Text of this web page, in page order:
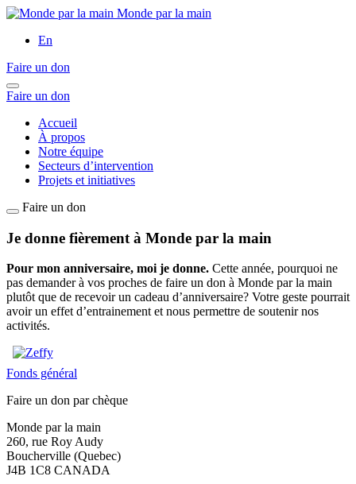
Monde par la main
En
Faire un don
Faire un don
Accueil
À propos
Notre équipe
Secteurs d’intervention
Projets et initiatives
Faire un don
Je donne fièrement à Monde par la main
Pour mon anniversaire, moi je donne. Cette année, pourquoi ne
pas demander à vos proches de faire un don à Monde par la main
plutôt que de recevoir un cadeau d’anniversaire? Votre geste pourrait
avoir un effet d’entrainement et nous permettre de soutenir nos
activités.
Fonds général
Faire un don par chèque
Monde par la main
260, rue Roy Audy
Boucherville (Quebec)
J4B 1C8 CANADA